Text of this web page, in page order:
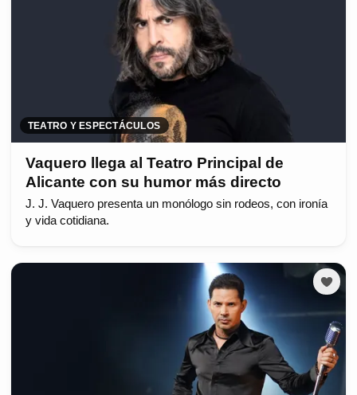
TEATRO Y ESPECTÁCULOS
Vaquero llega al Teatro Principal de
Alicante con su humor más directo
J. J. Vaquero presenta un monólogo sin rodeos, con ironía
y vida cotidiana.